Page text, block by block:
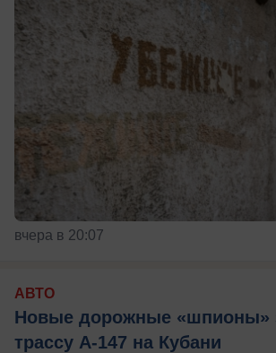
вчера в 20:07
АВТО
Новые дорожные «шпионы»
трассу А-147 на Кубани